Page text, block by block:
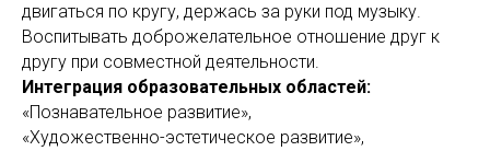
двигаться по кругу, держась за руки под музыку.
Воспитывать доброжелательное отношение друг к
другу при совместной деятельности.
Интеграция образовательных областей:
«Познавательное развитие»,
«Художественно-эстетическое развитие»,